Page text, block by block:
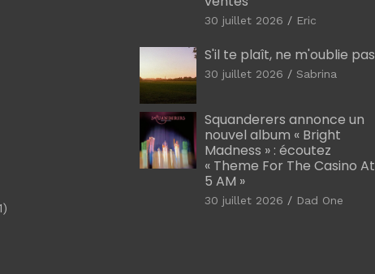
30 juillet 2026 Eric
S'il te plaît, ne m'oublie pas
30 juillet 2026 Sabrina
Squanderers annonce un
nouvel album « Bright
Madness » : écoutez
« Theme For The Casino At
5 AM »
30 juillet 2026 Dad One